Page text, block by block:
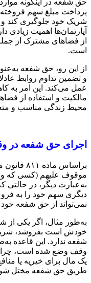
حق شفعه در اینگونه
پرداخت مبلغ سهم
شریک خود جلوگیری کند
آپارتمان‌ها اهمیت زیادی
از فضاهای مشترک از
است.
از این رو، حق شفعه
و تضمین تداوم روابط
عمل می‌کند. این امر به
مالکیت و استفاده از
محیط زندگی مناسب و
اجرای حق شفعه در
براساس
موقوف علیهم (کسی که
به‌عبارت دیگر، در
دیگری سهم خود را به
نمی‌تواند از حق شفعه خود
به‌طور مثال، اگر یکی از
خودش است بفروشد،
شفعه ندارد. این قاعده
وقف وضع شده است،
یک مال برای خیریه یا
طریق حق شفعه مختل